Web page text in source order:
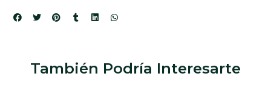
También Podría Interesarte